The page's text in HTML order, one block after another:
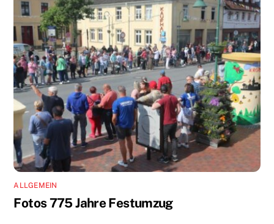
ALLGEMEIN
Fotos 775 Jahre Festumzug